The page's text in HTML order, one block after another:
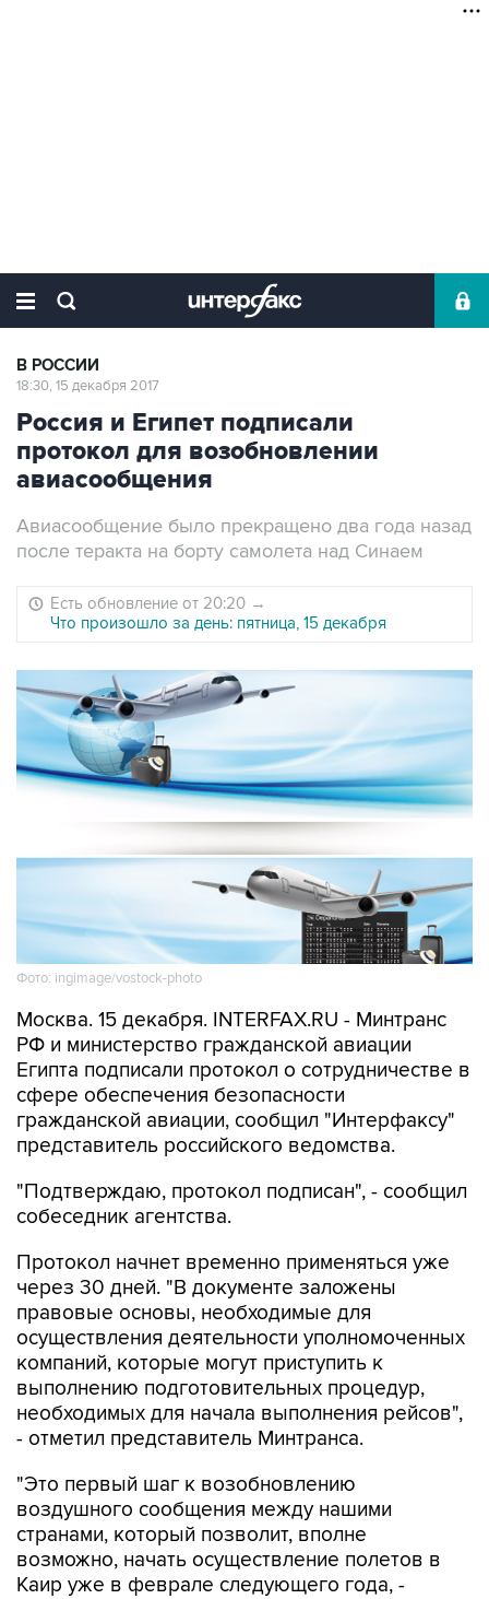
В РОССИИ
18:30, 15 декабря 2017
Россия и Египет подписали
протокол для возобновлении
авиасообщения
Авиасообщение было прекращено два года назад
после теракта на борту самолета над Синаем
Есть обновление от 20:20 →
Что произошло за день: пятница, 15 декабря
Фото: ingimage/vostock-photo
Москва. 15 декабря. INTERFAX.RU - Минтранс
РФ и министерство гражданской авиации
Египта подписали протокол о сотрудничестве в
сфере обеспечения безопасности
гражданской авиации, сообщил "Интерфаксу"
представитель российского ведомства.
"Подтверждаю, протокол подписан", - сообщил
собеседник агентства.
Протокол начнет временно применяться уже
через 30 дней. "В документе заложены
правовые основы, необходимые для
осуществления деятельности уполномоченных
компаний, которые могут приступить к
выполнению подготовительных процедур,
необходимых для начала выполнения рейсов",
- отметил представитель Минтранса.
"Это первый шаг к возобновлению
воздушного сообщения между нашими
странами, который позволит, вполне
возможно, начать осуществление полетов в
Каир уже в феврале следующего года, -